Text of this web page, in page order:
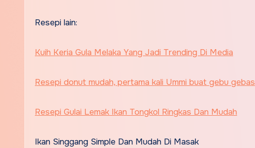
Resepi lain:
Kuih Keria Gula Melaka Yang Jadi Trending Di Media
Resepi donut mudah, pertama kali Ummi buat gebu gebas
Resepi Gulai Lemak Ikan Tongkol Ringkas Dan Mudah
Ikan Singgang Simple Dan Mudah Di Masak